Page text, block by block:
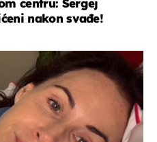
nakon svađe!